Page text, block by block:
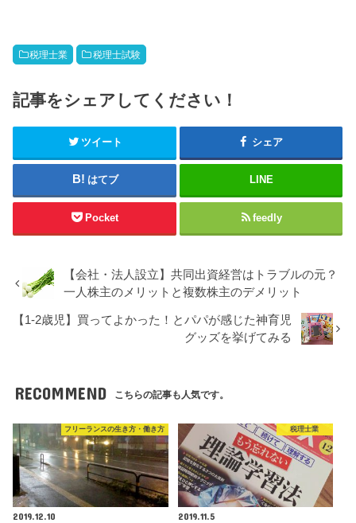
税理士業 税理士試験
記事をシェアしてください！
ツイート シェア
はてブ LINE
Pocket feedly
【会社・法人設立】共同出資経営はトラブルの元？
一人株主のメリットと複数株主のデメリット
【1-2歳児】買ってよかった！とパパが感じた神育児
グッズを挙げてみる
RECOMMEND こちらの記事も人気です。
フリーランスの生き方・働き方
2019.12.10
税理士業
2019.11.5